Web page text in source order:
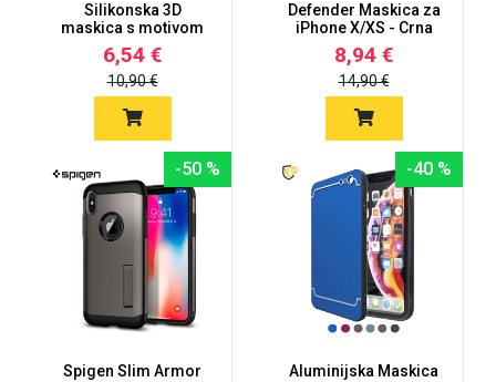
Silikonska 3D
maskica s motivom
psa - iPhone...
6,54 €
10,90 €
Defender Maskica za
iPhone X/XS - Crna
8,94 €
14,90 €
-50 %
Spigen Slim Armor
-40 %
Aluminijska Maskica
Gaming motivi
Sportski motivi Obiteljski motivi